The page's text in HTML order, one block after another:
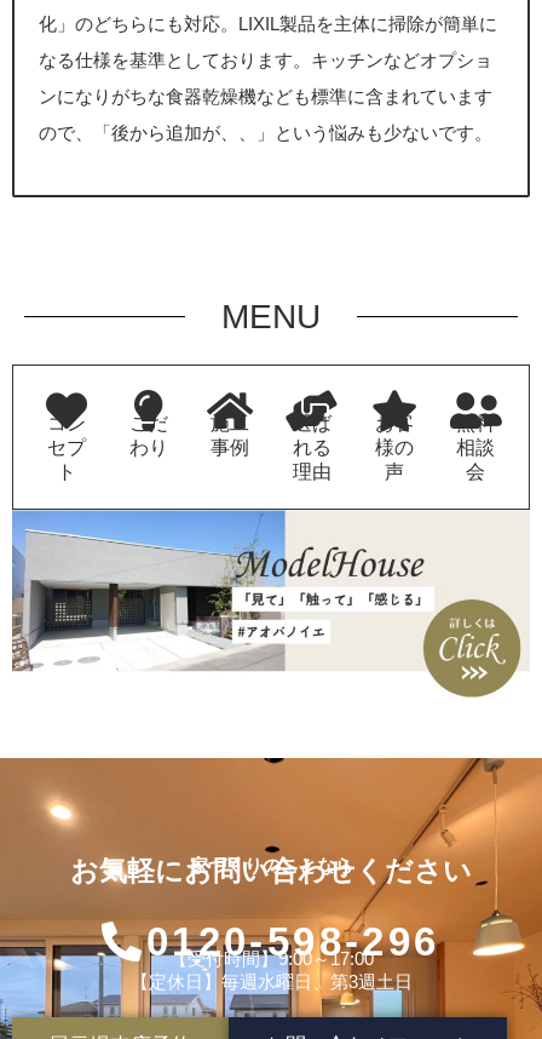
化」のどちらにも対応。LIXIL製品を主体に掃除が簡単に
なる仕様を基準としております。キッチンなどオプショ
ンになりがちな食器乾燥機なども標準に含まれています
ので、「後から追加が、、」という悩みも少ないです。
MENU
コン
セプ
ト
こだ
わり
施工
事例
選ば
れる
理由
お客
様の
声
無料
相談
会
家づくりのことなら
お気軽にお問い合わせください
0120-598-296
【受付時間】9:00～17:00
【定休日】毎週水曜日、第3週土日